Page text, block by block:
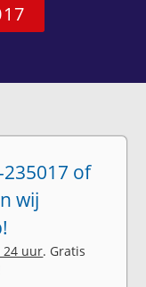
of
wij
24 uur. Gratis